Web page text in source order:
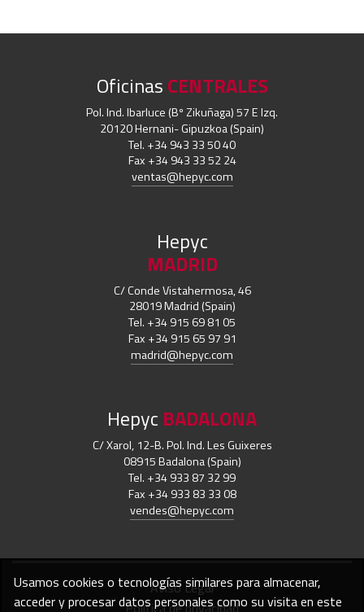
OficinasCENTRALES
Pol. Ind. Ibarluce (Bº Zikuñaga) 57 E Izq.
20120 Hernani- Gipuzkoa (Spain)
Tel. +34 943 33 50 40
Fax +34 943 33 52 24
ventas@hepyc.com
Hepyc
MADRID
C/ Conde Vistahermosa, 46
28019 Madrid (Spain)
Tel. +34 915 69 81 05
Fax +34 915 65 97 91
madrid@hepyc.com
Hepyc BADALONA
C/ Xarol, 12-B. Pol. Ind. Les Guixeres
08915 Badalona (Spain)
Tel. +34 933 87 32 99
Fax +34 933 83 33 08
vendes@hepyc.com
Aviso Legal
Usamos cookies o tecnologías similares para almacenar,
acceder y procesar datos personales como su visita en este